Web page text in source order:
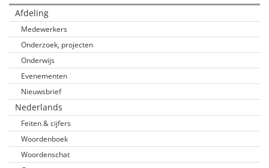
Afdeling
Medewerkers
Onderzoek, projecten
Onderwijs
Evenementen
Nieuwsbrief
Nederlands
Feiten & cijfers
Woordenboek
Woordenschat